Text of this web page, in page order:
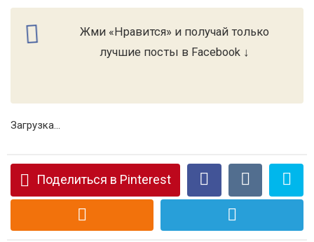
Жми «Нравится» и получай только
лучшие посты в Facebook ↓
Загрузка...
Поделиться в Pinterest